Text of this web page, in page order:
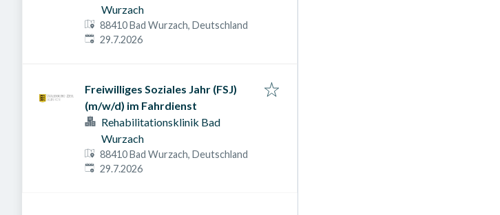
Wurzach
88410 Bad Wurzach, Deutschland
Veröffentlicht am
29.7.2026
Freiwilliges Soziales Jahr (FSJ)
(m/w/d) im Fahrdienst
Rehabilitationsklinik Bad
Wurzach
88410 Bad Wurzach, Deutschland
Veröffentlicht am
29.7.2026